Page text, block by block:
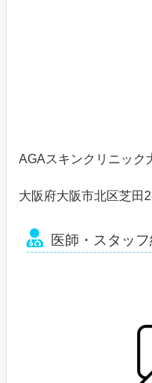
AGAスキンクリニック
大阪府大阪市北区芝
医師・スタッ